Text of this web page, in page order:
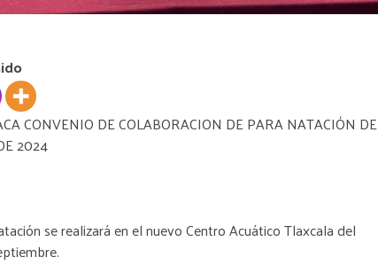
CONVENIO DE COLABORACION DE PARA NATACIÓN DE
2024
se realizará en el nuevo Centro Acuático Tlaxcala del